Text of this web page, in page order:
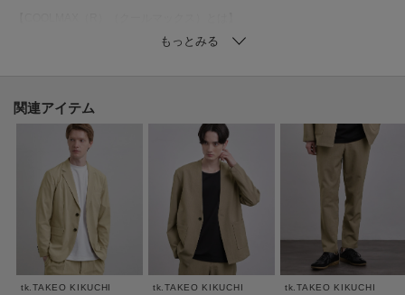
ライクラ社が開発した、吸水速乾性と通気性を持つ高機能ポリエステル素
涼しくドライに保ちます。
軽量でストレッチ性があり、洗濯後も乾きやすい素材です。
【デザイン】
季節の変わり目から真夏まで、ロングシーズン活躍する7分袖シャツ。
手首が覗く絶妙な袖丈が、コーディネートに軽やかな抜け感を演出します。
程よくゆとりを持たせたシルエットで、一枚で着るだけでなく、Tシャツやタ
ンクトップの上にラフに羽織るライトアウターとしてもおすすめ。
カジュアルなデニムからきれいめなスラックスまで、合わせるボトムスを選
関連アイテム
tk.TAKEO KIKUCHI
tk.TAKEO KIKUCHI
tk.TAKEO KIKUCHI